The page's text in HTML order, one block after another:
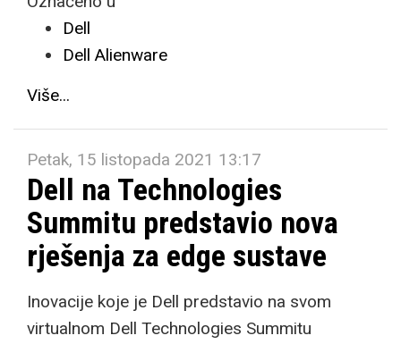
Dell
Dell Alienware
Više...
Petak, 15 listopada 2021 13:17
Dell na Technologies
Summitu predstavio nova
rješenja za edge sustave
Inovacije koje je Dell predstavio na svom
virtualnom Dell Technologies Summitu